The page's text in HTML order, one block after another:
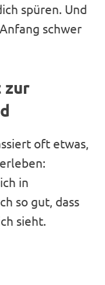
spüren. Und
schwer
zur
oft etwas,
in
so gut, dass
sieht.